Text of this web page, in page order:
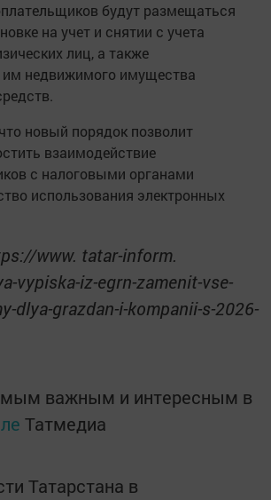
будут размещаться
на учет и снятии с учета
лиц, а также
недвижимого имущества
новый порядок позволит
взаимодействие
с налоговыми органами
использования электронных
www. tatar-inform.
vypiska-iz-egrn-zamenit-vse-
dlya-grazdan-i-kompanii-s-2026-
важным и интересным в
Татмедиа
Татарстана в